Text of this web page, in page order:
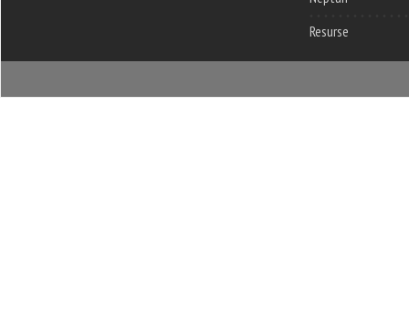
Resurse